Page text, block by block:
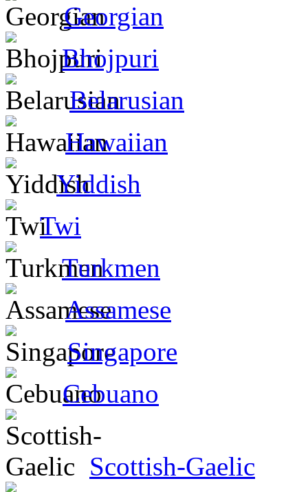
Georgian
Bhojpuri
Belarusian
Hawaiian
Yiddish
Twi
Turkmen
Assamese
Singapore
Cebuano
Scottish-Gaelic